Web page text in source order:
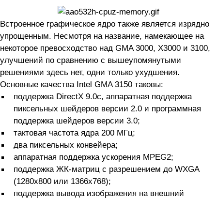
Встроенное графическое ядро также является изрядно
упрощенным. Несмотря на название, намекающее на
некоторое превосходство над GMA 3000, X3000 и 3100,
улучшений по сравнению с вышеупомянутыми
решениями здесь нет, одни только ухудшения.
Основные качества Intel GMA 3150 таковы:
поддержка DirectX 9.0c, аппаратная поддержка
пиксельных шейдеров версии 2.0 и программная
поддержка шейдеров версии 3.0;
тактовая частота ядра 200 МГц;
два пиксельных конвейера;
аппаратная поддержка ускорения MPEG2;
поддержка ЖК-матриц с разрешением до WXGA
(1280х800 или 1366х768);
поддержка вывода изображения на внешний